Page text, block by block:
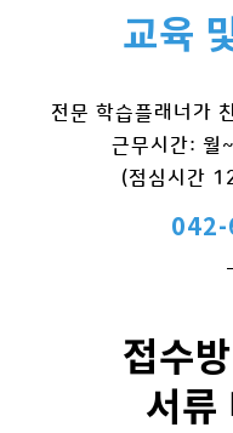
교육
전문 학습플래너가
근무시간:
(점심시간
접수
서류